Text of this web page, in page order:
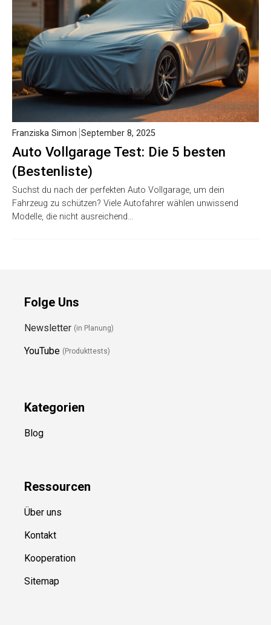
Auto Vollgarage Test: Die 5 besten
(Bestenliste)
Franziska Simon September 8, 2025
Suchst du nach der perfekten Auto Vollgarage, um dein
Fahrzeug zu schützen? Viele Autofahrer wählen unwissend
Modelle, die nicht ausreichend…
Folge Uns
Newsletter (in Planung)
YouTube (Produkttests)
Kategorien
Blog
Ressourcen
Über uns
Kontakt
Kooperation
Sitemap